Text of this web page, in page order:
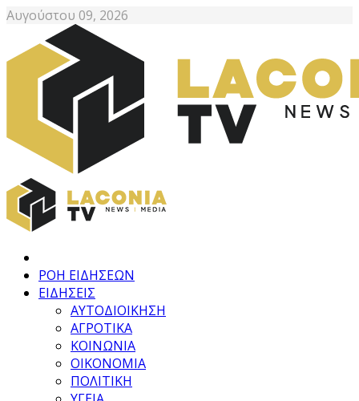
Αυγούστου 09, 2026
ΡΟΗ ΕΙΔΗΣΕΩΝ
ΕΙΔΗΣΕΙΣ
ΑΥΤΟΔΙΟΙΚΗΣΗ
ΑΓΡΟΤΙΚΑ
ΚΟΙΝΩΝΙΑ
ΟΙΚΟΝΟΜΙΑ
ΠΟΛΙΤΙΚΗ